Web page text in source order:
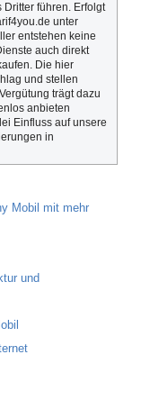
Dritter führen. Erfolgt
unter
entstehen keine
auch direkt
Die hier
und stellen
trägt dazu
anbieten
Einfluss auf unsere
in
Mobil mit mehr
und